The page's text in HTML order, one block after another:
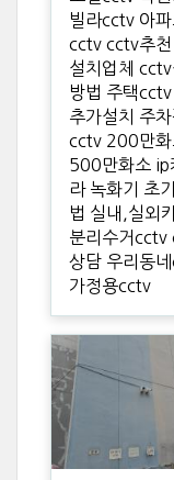
빌라cctv 아파
cctv cctv추
설치업체 cctv
방법 주택
추가설치 주
cctv 200만화
500만화소 ip
라 녹화기 초
법 실내,실외
분리수거cctv
상담 우리동
가정용cctv